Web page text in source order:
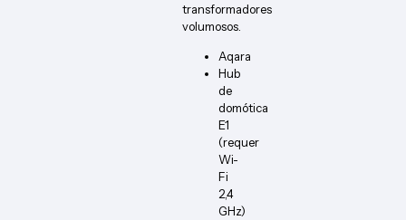
transformadores
volumosos.
Aqara
Hub
de
domótica
E1
(requer
Wi-
Fi
2,4
GHz)